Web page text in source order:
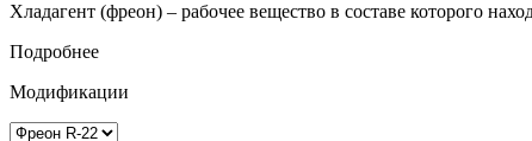
Хладагент (фреон) – рабочее вещество в составе которого
Подробнее
Модификации